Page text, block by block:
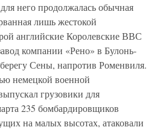
него продолжалась обычная
лишь жестокой
английские Королевские ВВС
компании «Рено» в Булонь-
Сены, напротив Роменвиля.
немецкой военной
грузовики для
235 бомбардировщиков
на малых высотах, атаковали